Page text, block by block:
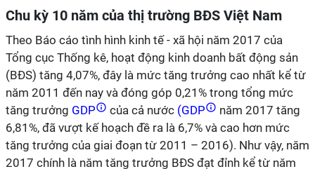
Chu kỳ 10 năm của thị trường BĐS Việt Nam
Theo Báo cáo tình hình kinh tế - xã hội năm 2017 của
Tổng cục Thống kê, hoạt động kinh doanh bất động sản
(BĐS) tăng 4,07%, đây là mức tăng trưởng cao nhất kể từ
năm 2011 đến nay và đóng góp 0,21% trong tổng mức
tăng trưởng GDP của cả nước (GDP
năm 2017 tăng
6,81%, đã vượt kế hoạch đề ra là 6,7% và cao hơn mức
tăng trưởng của giai đoạn từ 2011 – 2016). Như vậy, năm
2017 chính là năm tăng trưởng BĐS đạt đỉnh kể từ năm